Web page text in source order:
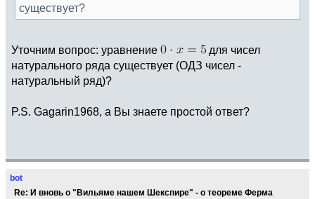
существует?
Уточним вопрос: уравнение
для чисел
натурального ряда существует (ОДЗ чисел -
натуральный ряд)?
P.S. Gagarin1968, а Вы знаете простой ответ?
bot
Re: И вновь о "Вильяме нашем Шекспире" - о теореме Ферма